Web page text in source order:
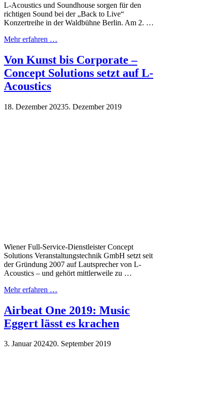
L-Acoustics und Soundhouse sorgen für den
richtigen Sound bei der „Back to Live“
Konzertreihe in der Waldbühne Berlin. Am 2. …
Mehr erfahren …
Von Kunst bis Corporate –
Concept Solutions setzt auf L-
Acoustics
18. Dezember 20235. Dezember 2019
Wiener Full-Service-Dienstleister Concept
Solutions Veranstaltungstechnik GmbH setzt seit
der Gründung 2007 auf Lautsprecher von L-
Acoustics – und gehört mittlerweile zu …
Mehr erfahren …
Airbeat One 2019: Music
Eggert lässt es krachen
3. Januar 202420. September 2019